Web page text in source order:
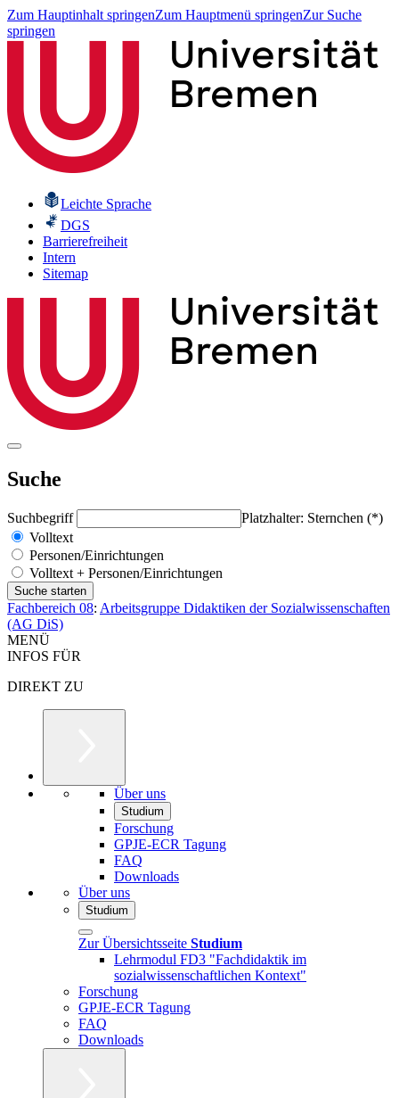
Zum Hauptinhalt springenZum Hauptmenü springenZur Suche
springen
Leichte Sprache
DGS
Barrierefreiheit
Intern
Sitemap
Suche
Suchbegriff
Platzhalter: Sternchen (*)
Volltext
Personen/Einrichtungen
Volltext + Personen/Einrichtungen
Fachbereich 08: Arbeitsgruppe Didaktiken der Sozialwissenschaften
(AG DiS)
MENÜ
INFOS FÜR
DIREKT ZU
Über uns
Studium
Forschung
GPJE-ECR Tagung
FAQ
Downloads
Über uns
Studium
Zur Übersichtsseite Studium
Lehrmodul FD3 "Fachdidaktik im
sozialwissenschaftlichen Kontext"
Forschung
GPJE-ECR Tagung
FAQ
Downloads